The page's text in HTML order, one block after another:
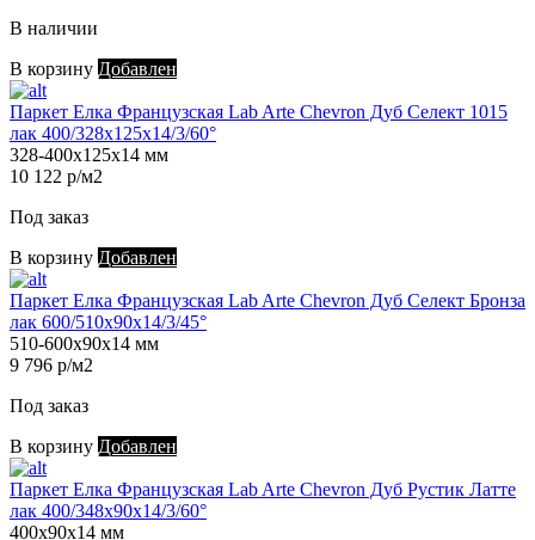
В наличии
В корзину Добавлен
Паркет Елка Французская Lab Arte Chevron Дуб Селект 1015
лак 400/328х125х14/3/60°
328-400х125х14 мм
10 122 р/м2
Под заказ
В корзину Добавлен
Паркет Елка Французская Lab Arte Chevron Дуб Селект Бронза
лак 600/510х90х14/3/45°
510-600х90х14 мм
9 796 р/м2
Под заказ
В корзину Добавлен
Паркет Елка Французская Lab Arte Chevron Дуб Рустик Латте
лак 400/348х90х14/3/60°
400х90х14 мм